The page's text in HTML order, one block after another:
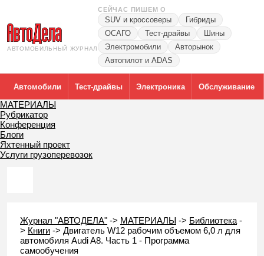
АВТОМОБИЛЬНЫЙ ЖУРНАЛ
СЕЙЧАС ПИШЕМ О
SUV и кроссоверы
Гибриды
ОСАГО
Тест-драйвы
Шины
Электромобили
Авторынок
Автопилот и ADAS
Автомобили Тест-драйвы Электроника Обслуживание
МАТЕРИАЛЫ
Рубрикатор
Конференция
Блоги
Яхтенный проект
Услуги грузоперевозок
Журнал "АВТОДЕЛА" -> МАТЕРИАЛЫ -> Библиотека -
> Книги -> Двигатель W12 рабочим объемом 6,0 л для
автомобиля Audi A8. Часть 1 - Программа
самообучения